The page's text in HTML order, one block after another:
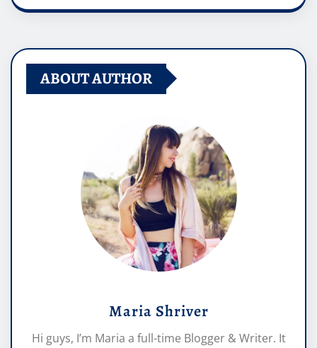
ABOUT AUTHOR
Maria Shriver
Hi guys, I’m Maria a full-time Blogger & Writer. It